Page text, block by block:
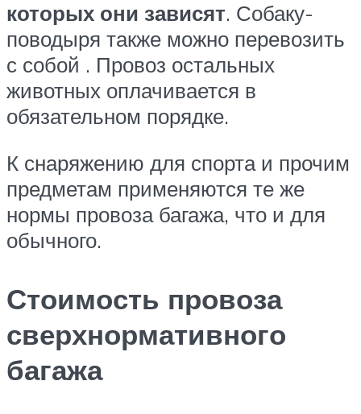
которых они зависят. Собаку-
поводыря также можно перевозить
с собой . Провоз остальных
животных оплачивается в
обязательном порядке.
К снаряжению для спорта и прочим
предметам применяются те же
нормы провоза багажа, что и для
обычного.
Стоимость провоза
сверхнормативного
багажа